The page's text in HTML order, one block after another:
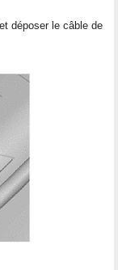
déposer le câble de